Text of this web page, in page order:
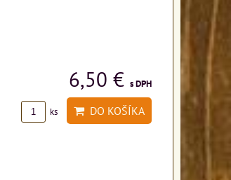
6,50 € s DPH
ks DO KOŠÍKA